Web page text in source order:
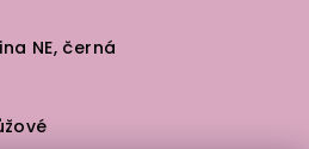
NE, černá